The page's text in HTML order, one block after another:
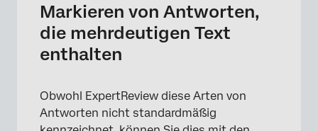
Markieren von Antworten,
die mehrdeutigen Text
enthalten
Obwohl ExpertReview diese Arten von
Antworten nicht standardmäßig